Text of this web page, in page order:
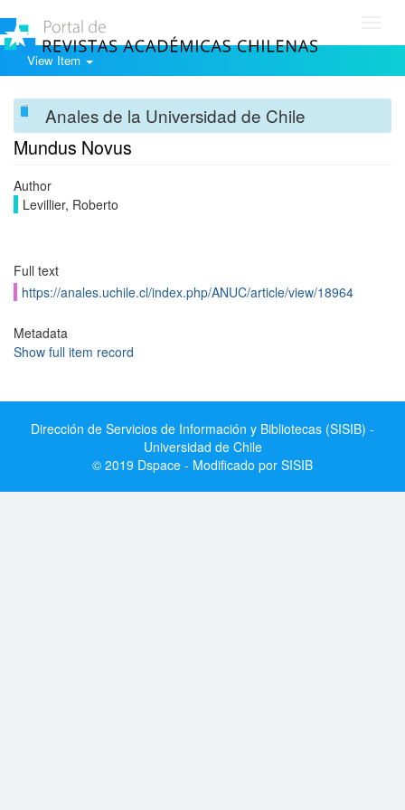
View Item
Anales de la Universidad de Chile
Mundus Novus
Author
Levillier, Roberto
Full text
https://anales.uchile.cl/index.php/ANUC/article/view/18964
Metadata
Show full item record
Dirección de Servicios de Información y Bibliotecas (SISIB) -
Universidad de Chile
© 2019 Dspace - Modificado por SISIB